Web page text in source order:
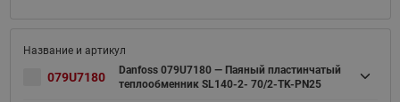
079U7180
Danfoss 079U7180 — Паяный пластинчатый
теплообменник SL140-2- 70/2-TK-PN25